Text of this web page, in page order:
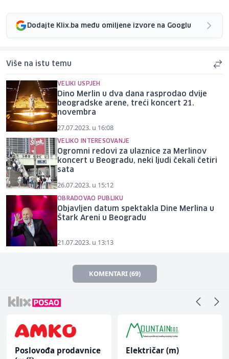
Dodajte Klix.ba među omiljene izvore na Googlu
Više na istu temu
VELIKI USPJEH
Dino Merlin u dva dana rasprodao dvije
beogradske arene, treći koncert 21.
novembra
27.07.2023. u 16:08
VELIKO INTERESOVANJE
Ogromni redovi za ulaznice za Merlinov
koncert u Beogradu, neki ljudi čekali četiri
sata
26.07.2023. u 15:12
OBRADOVAO PUBLIKU
Objavljen datum spektakla Dine Merlina u
Štark Areni u Beogradu
21.07.2023. u 13:13
KOMENTARI (69)
Električar (m)
Trgovac - Magacioner